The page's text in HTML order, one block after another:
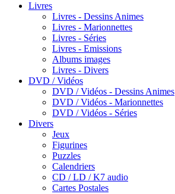
Livres
Livres - Dessins Animes
Livres - Marionnettes
Livres - Séries
Livres - Emissions
Albums images
Livres - Divers
DVD / Vidéos
DVD / Vidéos - Dessins Animes
DVD / Vidéos - Marionnettes
DVD / Vidéos - Séries
Divers
Jeux
Figurines
Puzzles
Calendriers
CD / LD / K7 audio
Cartes Postales